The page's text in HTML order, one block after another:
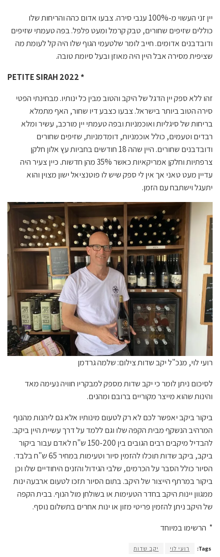
יין זני העשוי מ-100% ענבי סירה. צבעו אדום כהה והריחות שלו
כוללים שזיפים שחורים, טבק קרמל ומעט פלפל. בפה טעמתי שזיפים
ודובדבנים אדומים. חייב לומר שלטעמי הגוף שלו היה קל לעומת מה
שציפית מסירה אבל היין היה מאוזן ובעל סיומת טובה.
PETITE SIRAH 2022 *
זהו ללא ספק יין הדגל של היקב והטוב מבין כל ינותיו. מבחינתי הפטי
סירה הטוב ביותר בישראל. צבעו כצבע דיו שחור, האף מתמלא
בריחות של סיגליות ואוכמניות ובפה טעמתי יין מורכב, עשיר ומלא
רבדים וטעמים, כולל אוכמניות, דומדמניות, שזיפים שחורים
ודובדבנים שחורים. היין שהה 18 חודשים בחביות עץ אלון חלקן
צרפתיות וחלקן אמריקאיות כאשר 35% מהן חדשות. כיין צעיר היה
עדיין מעט טאני אך אין לי ספק שיש לו פוטנציאל ישון מצוין והוא
יתעגל וישתבח עם הזמן.
רועי לוי, מנכ"ל יקב שדות צילום: שלמה גרדמן
לסיכום ניתן לומר כי יקב שדות מספק למבקריו חוויה נעימה מאד
והינות שהוא מייצר מקוריים ברובם ומהנים.
ביקור ביקב יאפשר לכם לא רק לטעום מינותיו אלא גם ליהנות מהנוף
המרהיב הנשקף מבית הקפה שלו וגם ללמד על דרך עשיית היין ביקב.
להבדיל מיקבים רבים הגובים בין 150-200 ש"ח לאדם עבור ביקור
ביקב, ביקב שדות תוכלו להזמין סיור וטעימות במחיר 65 ש"ח בלבד.
הסיור כולל הסבר על הכרמים, שלבי הגידול והזנים היחודיים שלו וכן
ביקור במרתף הייצור של היקב. בתום הסיור תזכו לטעום ארבעה ינות
ממגוון יינות היקב בחדר הטעימות או בשולחן מול הנוף. בבית הקפה
של היקב ניתן להזמין פריטי מזון או ינות אחרים בתשלום נוסף.
* הרשימו במיוחד
Tags: רועי לוי יקב שדות